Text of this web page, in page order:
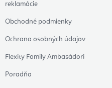
reklamácie
Obchodné podmienky
Ochrana osobných údajov
Flexity Family Ambasádori
Poradňa